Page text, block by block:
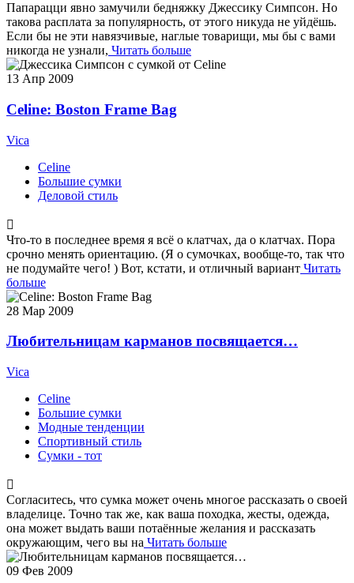
Папарацци явно замучили бедняжку Джессику Симпсон. Но
такова расплата за популярность, от этого никуда не уйдёшь.
Если бы не эти навязчивые, наглые товарищи, мы бы с вами
никогда не узнали, Читать больше
13 Апр 2009
Celine: Boston Frame Bag
Vica
Celine
Большие сумки
Деловой стиль
Что-то в последнее время я всё о клатчах, да о клатчах. Пора
срочно менять ориентацию. (Я о сумочках, вообще-то, так что
не подумайте чего! ) Вот, кстати, и отличный вариант Читать
больше
28 Мар 2009
Любительницам карманов посвящается…
Vica
Celine
Большие сумки
Модные тенденции
Спортивный стиль
Сумки - тот
Согласитесь, что сумка может очень многое рассказать о своей
владелице. Точно так же, как ваша походка, жесты, одежда,
она может выдать ваши потаённые желания и рассказать
окружающим, чего вы на Читать больше
09 Фев 2009